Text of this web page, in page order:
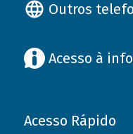
Outros
Acesso à
Acesso Rápido